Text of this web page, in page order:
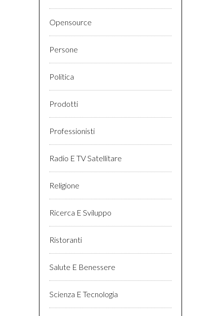
Opensource
Persone
Politica
Prodotti
Professionisti
Radio E TV Satellitare
Religione
Ricerca E Sviluppo
Ristoranti
Salute E Benessere
Scienza E Tecnologia